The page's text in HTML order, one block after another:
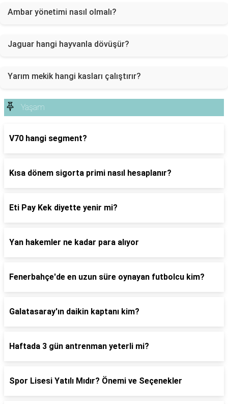
Ambar yönetimi nasıl olmalı?
Jaguar hangi hayvanla dövüşür?
Yarım mekik hangi kasları çalıştırır?
Yaşam
V70 hangi segment?
Kısa dönem sigorta primi nasıl hesaplanır?
Eti Pay Kek diyette yenir mi?
Yan hakemler ne kadar para alıyor
Fenerbahçe'de en uzun süre oynayan futbolcu kim?
Galatasaray'ın daikin kaptanı kim?
Haftada 3 gün antrenman yeterli mi?
Spor Lisesi Yatılı Mıdır? Önemi ve Seçenekler